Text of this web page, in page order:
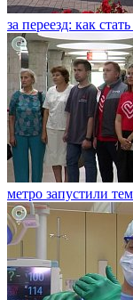
за переезд: как
метро запустили